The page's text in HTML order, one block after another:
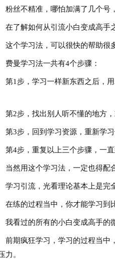
丝不精准，哪怕加满了几个号，
了解如何从引流小白变成高手之
个学习法，可以很快的帮助很多
曼学习法一共有4个步骤：
1步，学习一样新东西之后，用
2步，找出别人听不懂的地方，
3步，回到学习资源，重新学习
4步，重复以上三个步骤，一直
然用这个学习法，一定也得配合
习引流，光看理论基本上是完全
练的过程当中，你才能学习到比
看过的所有的小白变成高手的微
期疯狂学习，学习的过程当中，
力。